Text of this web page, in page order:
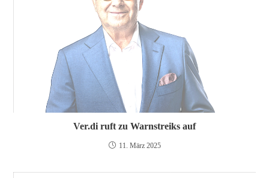
Ver.di ruft zu Warnstreiks auf
11. März 2025